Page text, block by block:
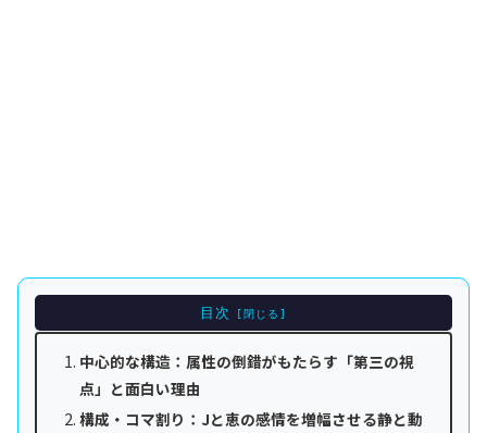
目次
中心的な構造：属性の倒錯がもたらす「第三の視
点」と面白い理由
構成・コマ割り：Jと恵の感情を増幅させる静と動